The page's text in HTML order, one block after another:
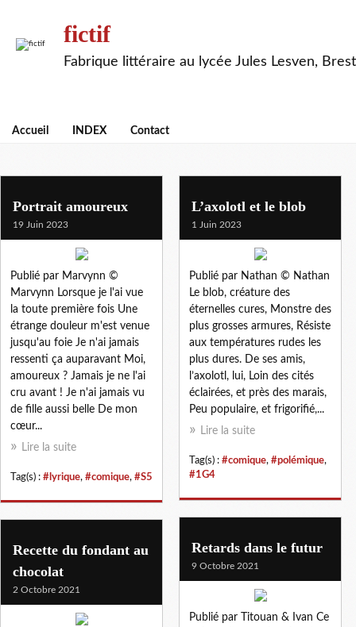
fictif
Fabrique littéraire au lycée Jules Lesven, Brest
Accueil INDEX Contact
comique
Portrait amoureux
19 Juin 2023
Publié par Marvynn ©
Marvynn Lorsque je l'ai vue
la toute première fois Une
étrange douleur m'est venue
jusqu'au foie Je n'ai jamais
ressenti ça auparavant Moi,
amoureux ? Jamais je ne l'ai
cru avant ! Je n'ai jamais vu
de fille aussi belle De mon
cœur...
Lire la suite
Tag(s) : #lyrique, #comique, #S5
L’axolotl et le blob
1 Juin 2023
Publié par Nathan © Nathan
Le blob, créature des
éternelles cures, Monstre des
plus grosses armures, Résiste
aux températures rudes les
plus dures. De ses amis,
l’axolotl, lui, Loin des cités
éclairées, et près des marais,
Peu populaire, et frigorifié,...
Lire la suite
Tag(s) : #comique, #polémique,
#1G4
Retards dans le futur
9 Octobre 2021
Publié par Titouan & Ivan Ce
Recette du fondant au
chocolat
2 Octobre 2021